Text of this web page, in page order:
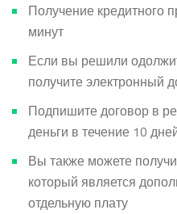
Получение кредитного
минут
Если вы решили
получите электронный
Подпишите договор в
деньги в течение 10
Вы также можете
который является
отдельную плату